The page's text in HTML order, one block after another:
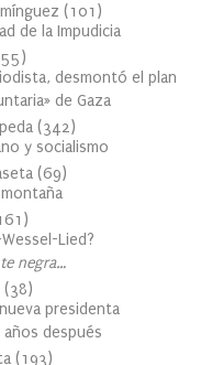
(101 )
de la Impudicia
55)
desmontó el plan
de Gaza
(342)
y socialismo
(69)
)
Lied?
negra…
(38)
presidenta
después
(193)